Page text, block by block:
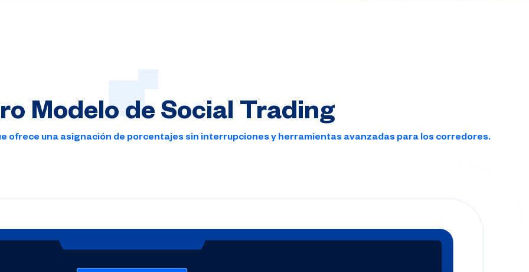
Modelo de Social Trading
ofrece una asignación de porcentajes sin interrupciones y herramientas avanzadas para los corredores.